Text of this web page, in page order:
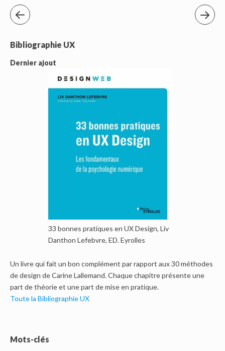
Bibliographie UX
Dernier ajout
33 bonnes pratiques en UX Design, Liv
Danthon Lefebvre, ED. Eyrolles
Un livre qui fait un bon complément par rapport aux 30 méthodes
de design de Carine Lallemand. Chaque chapitre présente une
part de théorie et une part de mise en pratique.
Toute la Bibliographie UX
Mots-clés